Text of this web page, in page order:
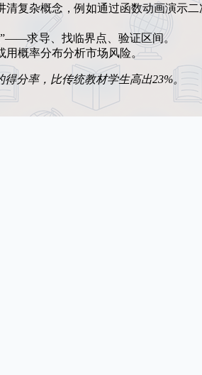
复杂概念，例如通过函数动画演示二
求导、找临界点、验证区间。
概率分布分析市场风险。
分率，比传统教材学生高出23%。